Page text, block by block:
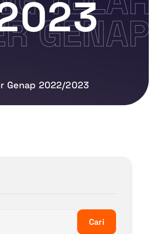
GENAP
Genap 2022/2023